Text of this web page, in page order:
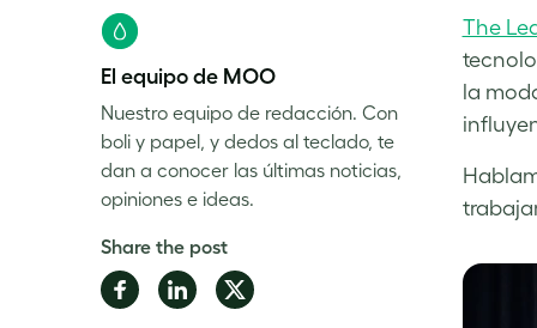
The
la
El equipo de MOO
Nuestro equipo de redacción. Con
boli y papel, y dedos al teclado, te
dan a conocer las últimas noticias,
opiniones e ideas.
Share the post
Share Share Share